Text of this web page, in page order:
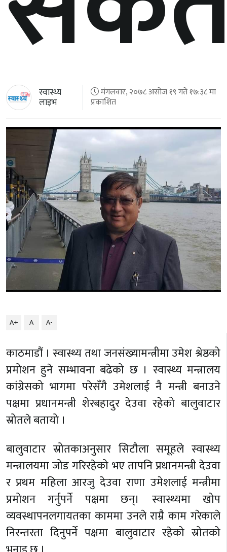
स्वास्थ्य
लाइभ
मंगलवार, २०७८ असोज १९ गते १७:३८ मा
प्रकाशित
A+ A A-
काठमाडौं । स्वास्थ्य तथा जनसंख्यामन्त्रीमा उमेश श्रेष्ठको
प्रमोशन हुने सम्भावना बढेको छ । स्वास्थ्य मन्त्रालय
कांग्रेसको भागमा परेसँगै उमेशलाई नै मन्त्री बनाउने
पक्षमा प्रधानमन्त्री शेरबहादुर देउवा रहेको बालुवाटार
स्रोतले बतायो ।
बालुवाटार स्रोतकाअनुसार सिटौला समूहले स्वास्थ्य
मन्त्रालयमा जोड गरिरहेको भए तापनि प्रधानमन्त्री देउवा
र प्रथम महिला आरजु देउवा राणा उमेशलाई मन्त्रीमा
प्रमोशन गर्नुपर्ने पक्षमा छन्। स्वास्थ्यमा खोप
व्यवस्थापनलगायतका काममा उनले राम्रै काम गरेकाले
निरन्तरता दिनुपर्ने पक्षमा बालुवाटार रहेको स्रोतको